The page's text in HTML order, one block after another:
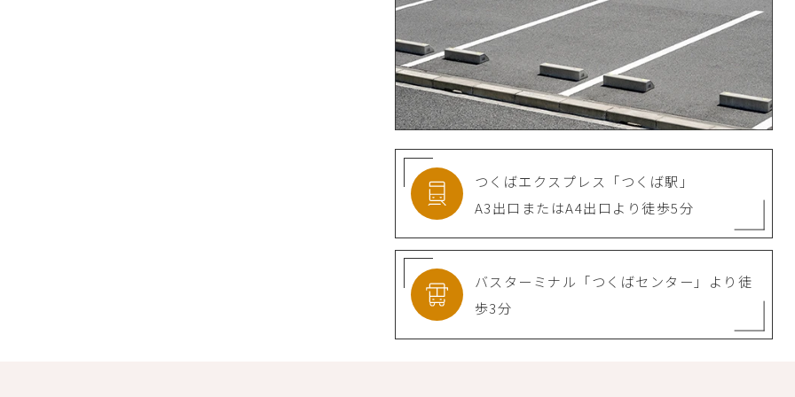
つくばエクスプレス 「つくば駅」
A3出口またはA4出口より徒歩5分
バスターミナル 「つくばセンター」より 徒
歩3分